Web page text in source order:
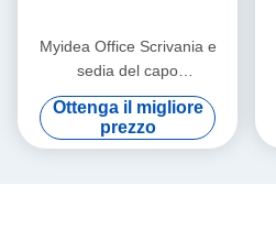
Myidea Office Scrivania e
sedia del capo
Combinazione semplice
Presidente moderno
Manager Single Office Desk
Ottenga il migliore
prezzo